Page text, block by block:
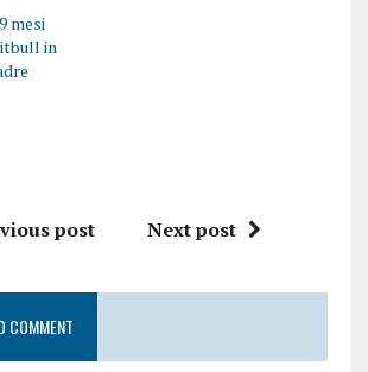
mesi
in
post Next post
COMMENT